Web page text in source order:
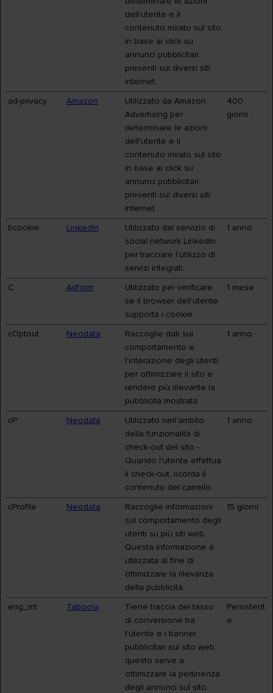
dell'utente e il
contenuto mirato sul sito
in base ai click su
annunci pubblicitari
presenti sui diversi siti
internet.
ad-privacy Amazon
Utilizzato da Amazon
Advertising per
determinare le azioni
dell'utente e il
contenuto mirato sul sito
in base ai click su
annunci pubblicitari
presenti sui diversi siti
internet.
400
giorni
bcookie LinkedIn
Utilizzato dal servizio di
social network LinkedIn
per tracciare l'utilizzo di
servizi integrati.
1 anno
C Adform
Utilizzato per verificare
se il browser dell'utente
supporta i cookie.
1 mese
cOptout Neodata
Raccoglie dati sul
comportamento e
l'interazione degli utenti,
per ottimizzare il sito e
rendere più rilevante la
pubblicità mostrata.
1 anno
cP Neodata
Utilizzato nell'ambito
della funzionalità di
check-out del sito -
Quando l'utente effettua
il check-out, ricorda il
contenuto del carrello.
1 anno
cProfile Neodata
Raccoglie informazioni
sul comportamento degli
utenti su più siti web.
Questa informazione è
utilizzata al fine di
ottimizzare la rilevanza
della pubblicità.
15 giorni
eng_mt Taboola
Tiene traccia del tasso
di conversione tra
l'utente e i banner
pubblicitari sul sito web:
questo serve a
ottimizzare la pertinenza
degli annunci sul sito.
Persistent
e